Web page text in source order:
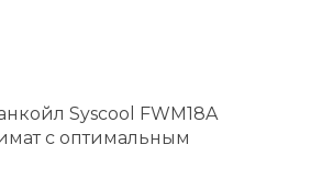
Syscool FWM18A
с оптимальным